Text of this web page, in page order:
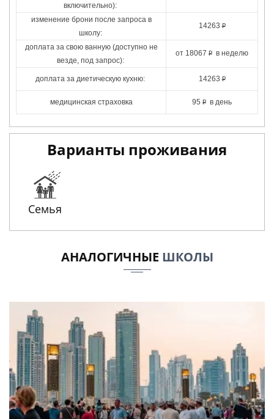
включительно):
изменение брони после запроса в
школу:
14263 Р
доплата за свою ванную (доступно не
везде, под запрос):
от 18067 Р в неделю
доплата за диетическую кухню: 14263 Р
медицинская страховка 95 Р в день
Варианты проживания
Семья
АНАЛОГИЧНЫЕ ШКОЛЫ